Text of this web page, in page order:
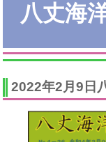
八丈海
2022年2月9日